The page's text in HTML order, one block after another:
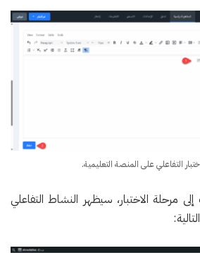
التفاعلي على المنصة التعليمية.
مرحلة الاختبار، سيظهر النشاط التفاعلي